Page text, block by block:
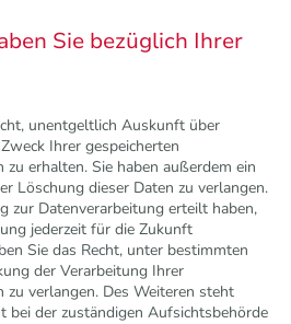
Sie bezüglich Ihrer
unentgeltlich Auskunft über
Ihrer gespeicherten
zu erhalten. Sie haben außerdem ein
Löschung dieser Daten zu verlangen.
zur Datenverarbeitung erteilt haben,
jederzeit für die Zukunft
Sie das Recht, unter bestimmten
der Verarbeitung Ihrer
zu verlangen. Des Weiteren steht
bei der zuständigen Aufsichtsbehörde